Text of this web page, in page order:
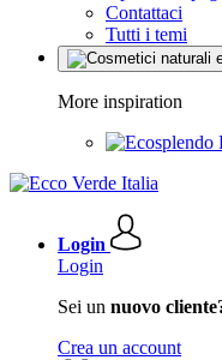
Contattaci
Tutti i temi
More inspiration
Login
Login
Sei un nuovo
Crea un account